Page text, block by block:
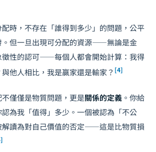
時，不存在「誰得到多少」的問題，公平
。但一旦出現可分配的資源——無論是金
徵性的認可——每個人都會開始計算：我得
他人相比，我是贏家還是輸家？ [4]
僅僅是物質問題，更是關係的定義 。你給
為我「值得」多少。一個被認為「不公
解讀為對自己價值的否定——這是比物質損